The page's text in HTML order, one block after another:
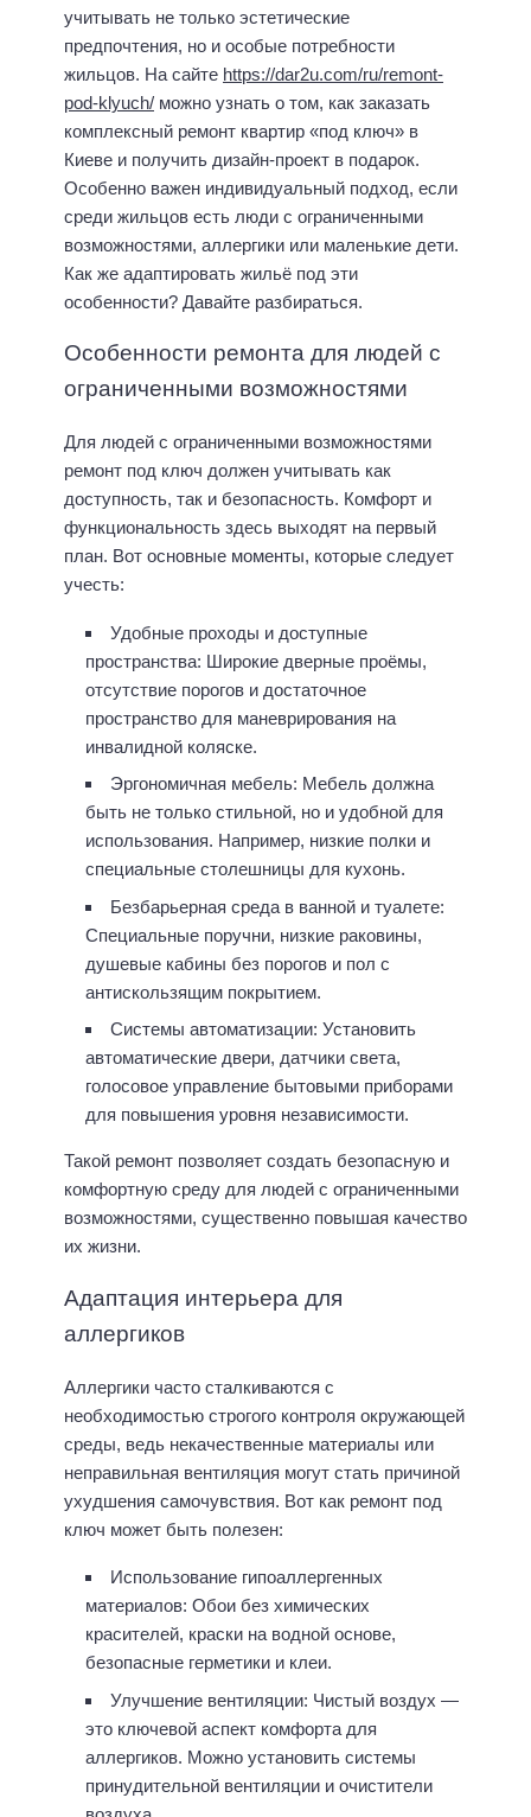
учитывать не только эстетические
предпочтения, но и особые потребности
жильцов. На сайте https://dar2u.com/ru/remont-
pod-klyuch/ можно узнать о том, как заказать
комплексный ремонт квартир «под ключ» в
Киеве и получить дизайн-проект в подарок.
Особенно важен индивидуальный подход, если
среди жильцов есть люди с ограниченными
возможностями, аллергики или маленькие дети.
Как же адаптировать жильё под эти
особенности? Давайте разбираться.
Особенности ремонта для людей с
ограниченными возможностями
Для людей с ограниченными возможностями
ремонт под ключ должен учитывать как
доступность, так и безопасность. Комфорт и
функциональность здесь выходят на первый
план. Вот основные моменты, которые следует
учесть:
Удобные проходы и доступные
пространства: Широкие дверные проёмы,
отсутствие порогов и достаточное
пространство для маневрирования на
инвалидной коляске.
Эргономичная мебель: Мебель должна
быть не только стильной, но и удобной для
использования. Например, низкие полки и
специальные столешницы для кухонь.
Безбарьерная среда в ванной и туалете:
Специальные поручни, низкие раковины,
душевые кабины без порогов и пол с
антискользящим покрытием.
Системы автоматизации: Установить
автоматические двери, датчики света,
голосовое управление бытовыми приборами
для повышения уровня независимости.
Такой ремонт позволяет создать безопасную и
комфортную среду для людей с ограниченными
возможностями, существенно повышая качество
их жизни.
Адаптация интерьера для
аллергиков
Аллергики часто сталкиваются с
необходимостью строгого контроля окружающей
среды, ведь некачественные материалы или
неправильная вентиляция могут стать причиной
ухудшения самочувствия. Вот как ремонт под
ключ может быть полезен:
Использование гипоаллергенных
материалов: Обои без химических
красителей, краски на водной основе,
безопасные герметики и клеи.
Улучшение вентиляции: Чистый воздух —
это ключевой аспект комфорта для
аллергиков. Можно установить системы
принудительной вентиляции и очистители